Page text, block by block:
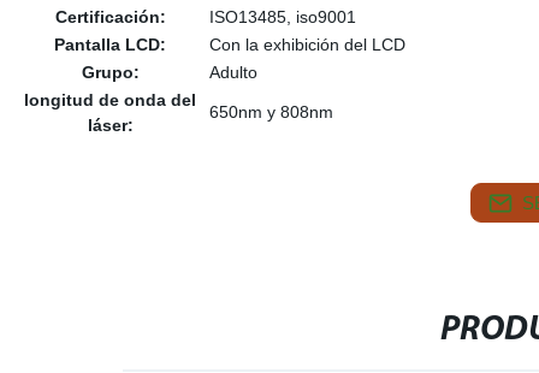
Certificación:
ISO13485, iso9001
Pantalla LCD:
Con la exhibición del LCD
Grupo:
Adulto
longitud de onda del
láser:
650nm y 808nm